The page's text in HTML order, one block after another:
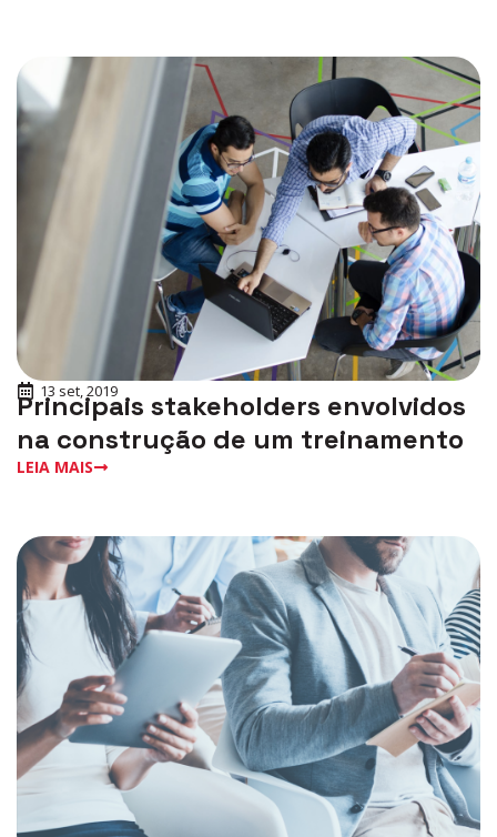
13 set, 2019
Principais stakeholders envolvidos
na construção de um treinamento
LEIA MAIS